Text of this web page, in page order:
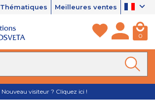
Thématiques Meilleures ventes
0
Nouveau visiteur ? Cliquez ici !